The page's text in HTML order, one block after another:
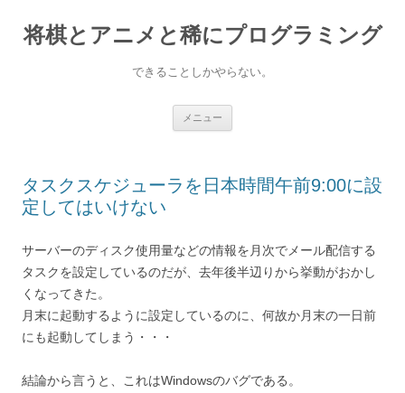
テ
ン
将棋とアニメと稀にプログラミング
できることしかやらない。
メニュー
タスクスケジューラを日本時間午前9:00に設
定してはいけない
サーバーのディスク使用量などの情報を月次でメール配信する
タスクを設定しているのだが、去年後半辺りから挙動がおかし
くなってきた。
月末に起動するように設定しているのに、何故か月末の一日前
にも起動してしまう・・・
結論から言うと、これはWindowsのバグである。